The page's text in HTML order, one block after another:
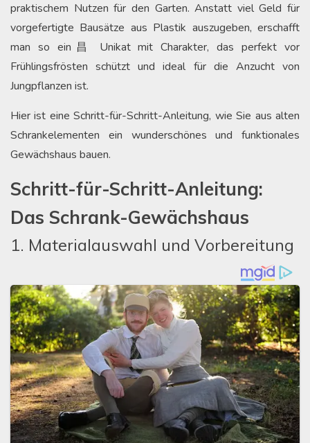
praktischem Nutzen für den Garten. Anstatt viel Geld für
vorgefertigte Bausätze aus Plastik auszugeben, erschafft
man so ein昌 Unikat mit Charakter, das perfekt vor
Frühlingsfrösten schützt und ideal für die Anzucht von
Jungpflanzen ist.
Hier ist eine Schritt-für-Schritt-Anleitung, wie Sie aus alten
Schrankelementen ein wunderschönes und funktionales
Gewächshaus bauen.
Schritt-für-Schritt-Anleitung:
Das Schrank-Gewächshaus
1. Materialauswahl und Vorbereitung